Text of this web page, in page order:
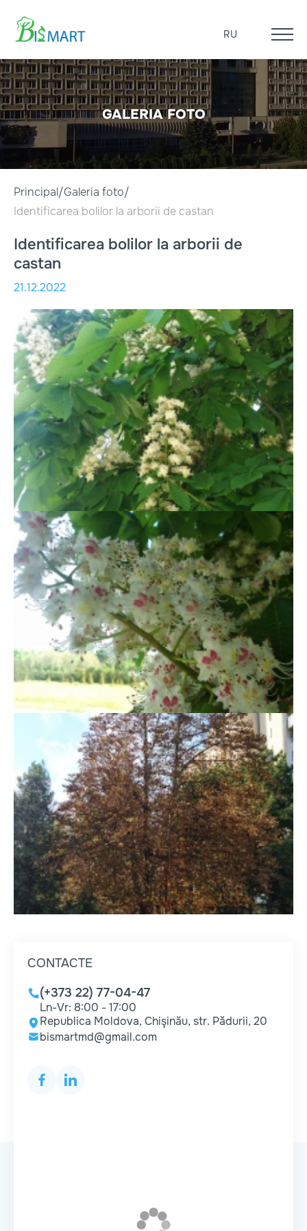
RU
GALERIA FOTO
Principal Galeria foto
Identificarea bolilor la arborii de castan
Identificarea bolilor la arborii de
castan
21.12.2022
CONTACTE
(+373 22) 77-04-47
Ln-Vr: 8:00 - 17:00
Republica Moldova, Chişinău, str. Pădurii, 20
bismartmd@gmail.com